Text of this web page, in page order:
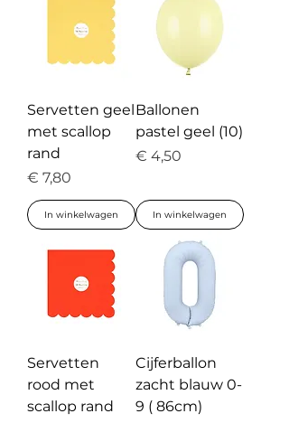
Servetten geel
met scallop
rand
Prijs
€ 7,80
In winkelwagen
Ballonen
pastel geel (10)
Prijs
€ 4,50
In winkelwagen
Servetten
rood met
scallop rand
Cijferballon
zacht blauw 0-
9 ( 86cm)